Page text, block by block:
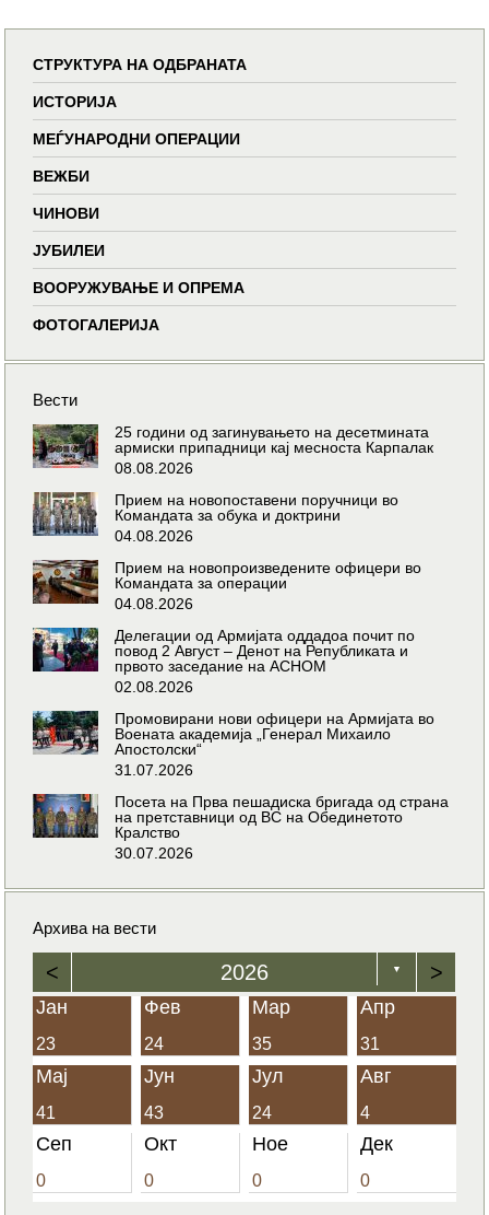
СТРУКТУРА НА ОДБРАНАТА
ИСТОРИЈА
МЕЃУНАРОДНИ ОПЕРАЦИИ
ВЕЖБИ
ЧИНОВИ
ЈУБИЛЕИ
ВООРУЖУВАЊЕ И ОПРЕМА
ФОТОГАЛЕРИЈА
Вести
25 години од загинувањето на десетмината
армиски припадници кај месноста Карпалак
08.08.2026
Прием на новопоставени поручници во
Командата за обука и доктрини
04.08.2026
Прием на новопроизведените офицери во
Командата за операции
04.08.2026
Делегации од Армијата оддадоа почит по
повод 2 Август – Денот на Републиката и
првото заседание на АСНОМ
02.08.2026
Промовирани нови офицери на Армијата во
Воената академија „Генерал Михаило
Апостолски“
31.07.2026
Посета на Прва пешадиска бригада од страна
на претставници од ВС на Обединетото
Кралство
30.07.2026
Архива на вести
< 2026 ▼ >
Јан
23
Фев
24
Мар
35
Апр
31
Мај
41
Јун
43
Јул
24
Авг
4
Сеп
0
Окт
0
Ное
0
Дек
0